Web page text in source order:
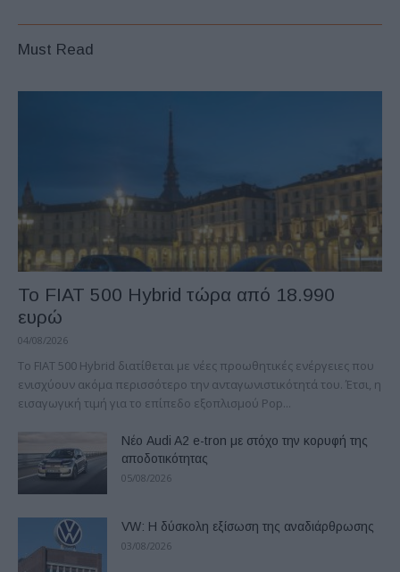
Must Read
Το FIAT 500 Hybrid τώρα από 18.990
ευρώ
04/08/2026
Το FIAT 500 Hybrid διατίθεται με νέες προωθητικές ενέργειες που
ενισχύουν ακόμα περισσότερο την ανταγωνιστικότητά του. Έτσι, η
εισαγωγική τιμή για το επίπεδο εξοπλισμού Pop...
Νέο Audi A2 e-tron με στόχο την κορυφή της
αποδοτικότητας
05/08/2026
VW: Η δύσκολη εξίσωση της αναδιάρθρωσης
03/08/2026